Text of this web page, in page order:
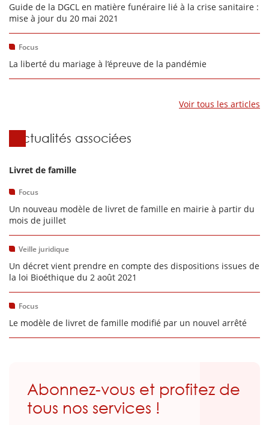
Guide de la DGCL en matière funéraire lié à la crise sanitaire :
mise à jour du 20 mai 2021
Focus
La liberté du mariage à l’épreuve de la pandémie
Voir tous les articles
Actualités associées
Livret de famille
Focus
Un nouveau modèle de livret de famille en mairie à partir du
mois de juillet
Veille juridique
Un décret vient prendre en compte des dispositions issues de
la loi Bioéthique du 2 août 2021
Focus
Le modèle de livret de famille modifié par un nouvel arrêté
Abonnez-vous et profitez de
tous nos services !